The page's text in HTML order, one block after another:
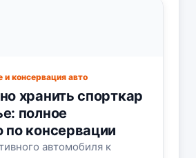
и консервация авто
хранить спорткар
полное
по консервации
автомобиля к